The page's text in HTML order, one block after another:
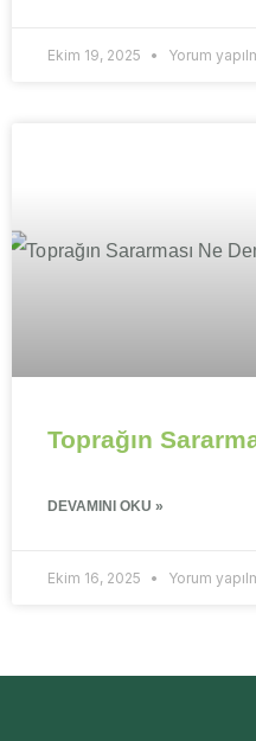
Ekim 19, 2025 Yorum
Toprağın
DEVAMINI OKU »
Ekim 16, 2025 Yorum